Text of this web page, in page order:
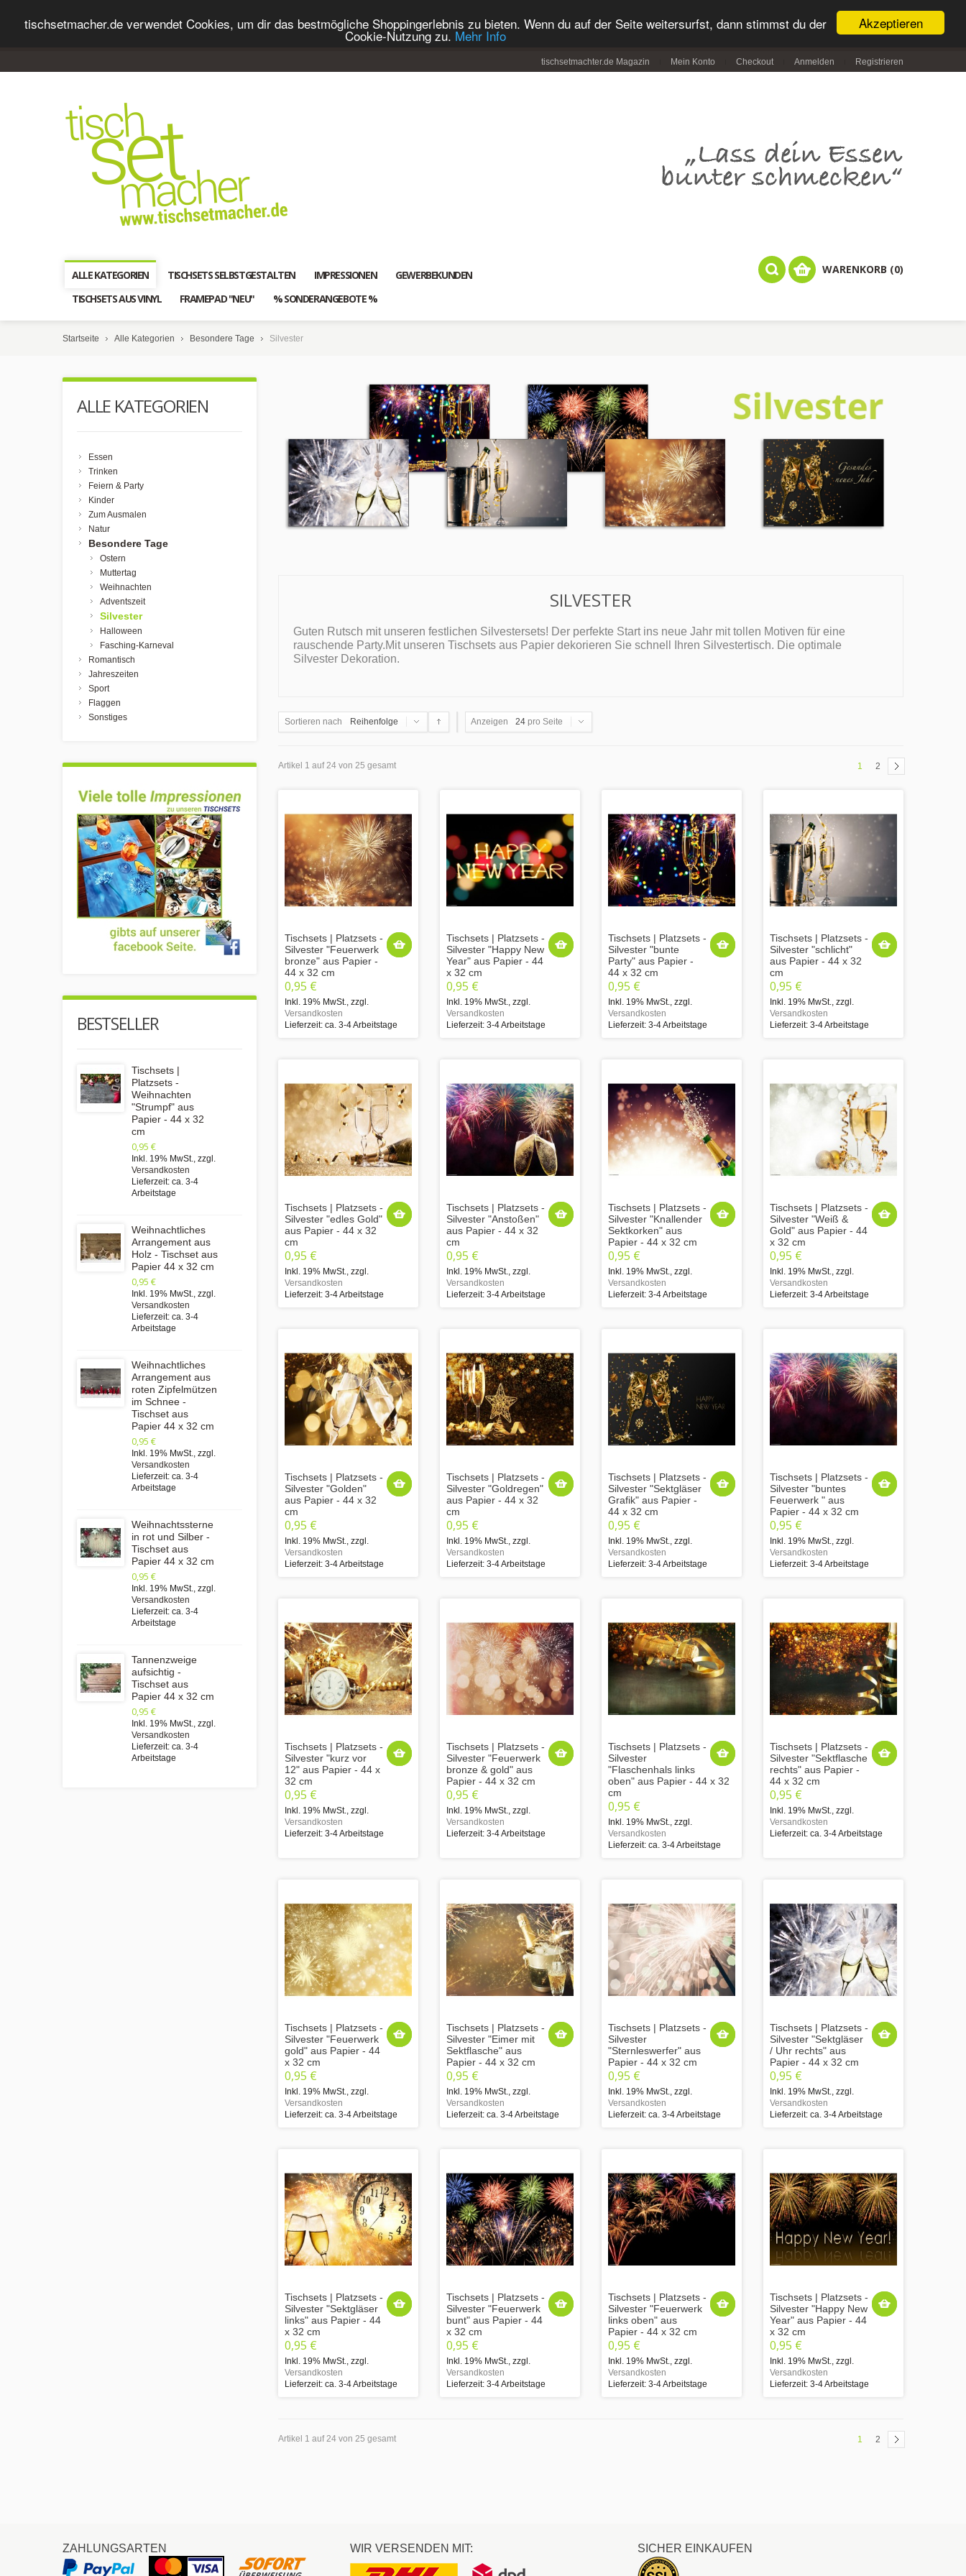
Akzeptieren
tischsetmacher.de verwendet Cookies, um dir das bestmögliche Shoppingerlebnis zu bieten. Wenn du auf der Seite weitersurfst, dann stimmst du der
Cookie-Nutzung zu. Mehr Info
tischsetmachter.de Magazin Mein Konto Checkout Anmelden Registrieren
ALLE KATEGORIEN TISCHSETS SELBSTGESTALTEN IMPRESSIONEN
GEWERBEKUNDEN
TISCHSETS AUS VINYL
FRAMEPAD "NEU" % SONDERANGEBOTE %
WARENKORB (0)
Startseite Alle Kategorien Besondere Tage Silvester
SILVESTER
Guten Rutsch mit unseren festlichen Silvestersets! Der perfekte Start ins neue Jahr mit tollen Motiven für eine
rauschende Party.Mit unseren Tischsets aus Papier dekorieren Sie schnell Ihren Silvestertisch. Die optimale
Silvester Dekoration.
Sortieren nach Reihenfolge Anzeigen 24 pro Seite
Artikel 1 auf 24 von 25 gesamt 1 2
Tischsets | Platzsets -
Silvester "Feuerwerk
bronze" aus Papier -
44 x 32 cm
0,95 €
Inkl. 19% MwSt. zzgl.
Versandkosten
Lieferzeit: ca. 3-4 Arbeitstage
Tischsets | Platzsets -
Silvester "Happy New
Year" aus Papier - 44
x 32 cm
0,95 €
Inkl. 19% MwSt. zzgl.
Versandkosten
Lieferzeit: 3-4 Arbeitstage
Tischsets | Platzsets -
Silvester "bunte
Party" aus Papier -
44 x 32 cm
0,95 €
Inkl. 19% MwSt. zzgl.
Versandkosten
Lieferzeit: 3-4 Arbeitstage
Tischsets | Platzsets -
Silvester "schlicht"
aus Papier - 44 x 32
cm
0,95 €
Inkl. 19% MwSt. zzgl.
Versandkosten
Lieferzeit: 3-4 Arbeitstage
Tischsets | Platzsets -
Silvester "edles Gold"
aus Papier - 44 x 32
cm
0,95 €
Inkl. 19% MwSt. zzgl.
Versandkosten
Lieferzeit: 3-4 Arbeitstage
Tischsets | Platzsets -
Silvester "Anstoßen"
aus Papier - 44 x 32
cm
0,95 €
Inkl. 19% MwSt. zzgl.
Versandkosten
Lieferzeit: 3-4 Arbeitstage
Tischsets | Platzsets -
Silvester "Knallender
Sektkorken" aus
Papier - 44 x 32 cm
0,95 €
Inkl. 19% MwSt. zzgl.
Versandkosten
Lieferzeit: 3-4 Arbeitstage
Tischsets | Platzsets -
Silvester "Weiß &
Gold" aus Papier - 44
x 32 cm
0,95 €
Inkl. 19% MwSt. zzgl.
Versandkosten
Lieferzeit: 3-4 Arbeitstage
Tischsets | Platzsets -
Silvester "Golden"
aus Papier - 44 x 32
cm
0,95 €
Inkl. 19% MwSt. zzgl.
Versandkosten
Lieferzeit: 3-4 Arbeitstage
Tischsets | Platzsets -
Silvester "Goldregen"
aus Papier - 44 x 32
cm
0,95 €
Inkl. 19% MwSt. zzgl.
Versandkosten
Lieferzeit: 3-4 Arbeitstage
Tischsets | Platzsets -
Silvester "Sektgläser
Grafik" aus Papier -
44 x 32 cm
0,95 €
Inkl. 19% MwSt. zzgl.
Versandkosten
Lieferzeit: 3-4 Arbeitstage
Tischsets | Platzsets -
Silvester "buntes
Feuerwerk " aus
Papier - 44 x 32 cm
0,95 €
Inkl. 19% MwSt. zzgl.
Versandkosten
Lieferzeit: 3-4 Arbeitstage
Tischsets | Platzsets -
Silvester "kurz vor
12" aus Papier - 44 x
32 cm
0,95 €
Inkl. 19% MwSt. zzgl.
Versandkosten
Lieferzeit: 3-4 Arbeitstage
Tischsets | Platzsets -
Silvester "Feuerwerk
bronze & gold" aus
Papier - 44 x 32 cm
0,95 €
Inkl. 19% MwSt. zzgl.
Versandkosten
Lieferzeit: 3-4 Arbeitstage
Tischsets | Platzsets -
Silvester
"Flaschenhals links
oben" aus Papier - 44 x 32
cm
0,95 €
Inkl. 19% MwSt. zzgl.
Versandkosten
Lieferzeit: ca. 3-4 Arbeitstage
Tischsets | Platzsets -
Silvester "Sektflasche
rechts" aus Papier -
44 x 32 cm
0,95 €
Inkl. 19% MwSt. zzgl.
Versandkosten
Lieferzeit: ca. 3-4 Arbeitstage
Tischsets | Platzsets -
Silvester "Feuerwerk
gold" aus Papier - 44
x 32 cm
0,95 €
Inkl. 19% MwSt. zzgl.
Versandkosten
Lieferzeit: ca. 3-4 Arbeitstage
Tischsets | Platzsets -
Silvester "Eimer mit
Sektflasche" aus
Papier - 44 x 32 cm
0,95 €
Inkl. 19% MwSt. zzgl.
Versandkosten
Lieferzeit: ca. 3-4 Arbeitstage
Tischsets | Platzsets -
Silvester
"Sternleswerfer" aus
Papier - 44 x 32 cm
0,95 €
Inkl. 19% MwSt. zzgl.
Versandkosten
Lieferzeit: ca. 3-4 Arbeitstage
Tischsets | Platzsets -
Silvester "Sektgläser
/ Uhr rechts" aus
Papier - 44 x 32 cm
0,95 €
Inkl. 19% MwSt. zzgl.
Versandkosten
Lieferzeit: ca. 3-4 Arbeitstage
Tischsets | Platzsets -
Silvester "Sektgläser
links" aus Papier - 44
x 32 cm
0,95 €
Inkl. 19% MwSt. zzgl.
Versandkosten
Lieferzeit: ca. 3-4 Arbeitstage
Tischsets | Platzsets -
Silvester "Feuerwerk
bunt" aus Papier - 44
x 32 cm
0,95 €
Inkl. 19% MwSt. zzgl.
Versandkosten
Lieferzeit: 3-4 Arbeitstage
Tischsets | Platzsets -
Silvester "Feuerwerk
links oben" aus
Papier - 44 x 32 cm
0,95 €
Inkl. 19% MwSt. zzgl.
Versandkosten
Lieferzeit: 3-4 Arbeitstage
Tischsets | Platzsets -
Silvester "Happy New
Year" aus Papier - 44
x 32 cm
0,95 €
Inkl. 19% MwSt. zzgl.
Versandkosten
Lieferzeit: 3-4 Arbeitstage
Artikel 1 auf 24 von 25 gesamt 1 2
ALLE KATEGORIEN
Essen
Trinken
Feiern & Party
Kinder
Zum Ausmalen
Natur
Besondere Tage
Ostern
Muttertag
Weihnachten
Adventszeit
Silvester
Halloween
Fasching-Karneval
Romantisch
Jahreszeiten
Sport
Flaggen
Sonstiges
BESTSELLER
Tischsets |
Platzsets -
Weihnachten
"Strumpf" aus
Papier - 44 x 32
cm
0,95 €
Inkl. 19% MwSt., zzgl.
Versandkosten
Lieferzeit: ca. 3-4
Arbeitstage
Weihnachtliches
Arrangement aus
Holz - Tischset aus
Papier 44 x 32 cm
0,95 €
Inkl. 19% MwSt., zzgl.
Versandkosten
Lieferzeit: ca. 3-4
Arbeitstage
Weihnachtliches
Arrangement aus
roten Zipfelmützen
im Schnee -
Tischset aus
Papier 44 x 32 cm
0,95 €
Inkl. 19% MwSt., zzgl.
Versandkosten
Lieferzeit: ca. 3-4
Arbeitstage
Weihnachtssterne
in rot und Silber -
Tischset aus
Papier 44 x 32 cm
0,95 €
Inkl. 19% MwSt., zzgl.
Versandkosten
Lieferzeit: ca. 3-4
Arbeitstage
Tannenzweige
aufsichtig -
Tischset aus
Papier 44 x 32 cm
0,95 €
Inkl. 19% MwSt., zzgl.
Versandkosten
Lieferzeit: ca. 3-4
Arbeitstage
ZAHLUNGSARTEN WIR VERSENDEN MIT: SICHER EINKAUFEN